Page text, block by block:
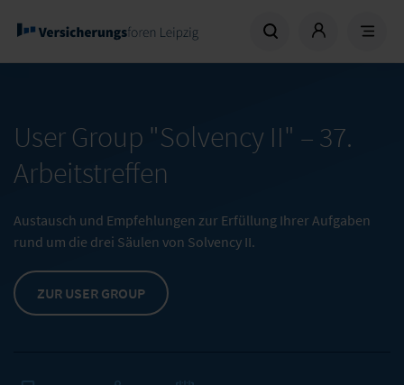
User Group "Solvency II" – 37.
Arbeitstreffen
Austausch und Empfehlungen zur Erfüllung Ihrer Aufgaben
rund um die drei Säulen von Solvency II.
ZUR USER GROUP